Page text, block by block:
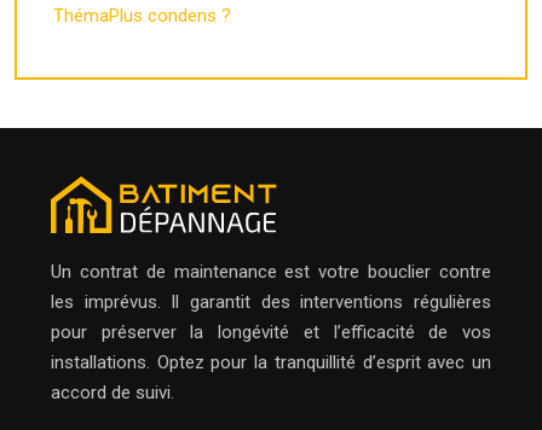
ThémaPlus condens ?
Un contrat de maintenance est votre bouclier contre
les imprévus. Il garantit des interventions régulières
pour préserver la longévité et l’efficacité de vos
installations. Optez pour la tranquillité d’esprit avec un
accord de suivi.